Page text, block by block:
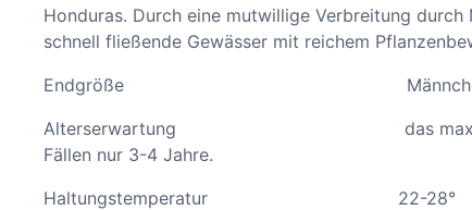
Honduras. Durch eine mutwillige Verbreitung
schnell fließende Gewässer mit reichem
Endgröße Männchen bis
Alterserwartung das maximale Alter ist
Fällen nur 3-4 Jahre.
Haltungstemperatur 22-28°